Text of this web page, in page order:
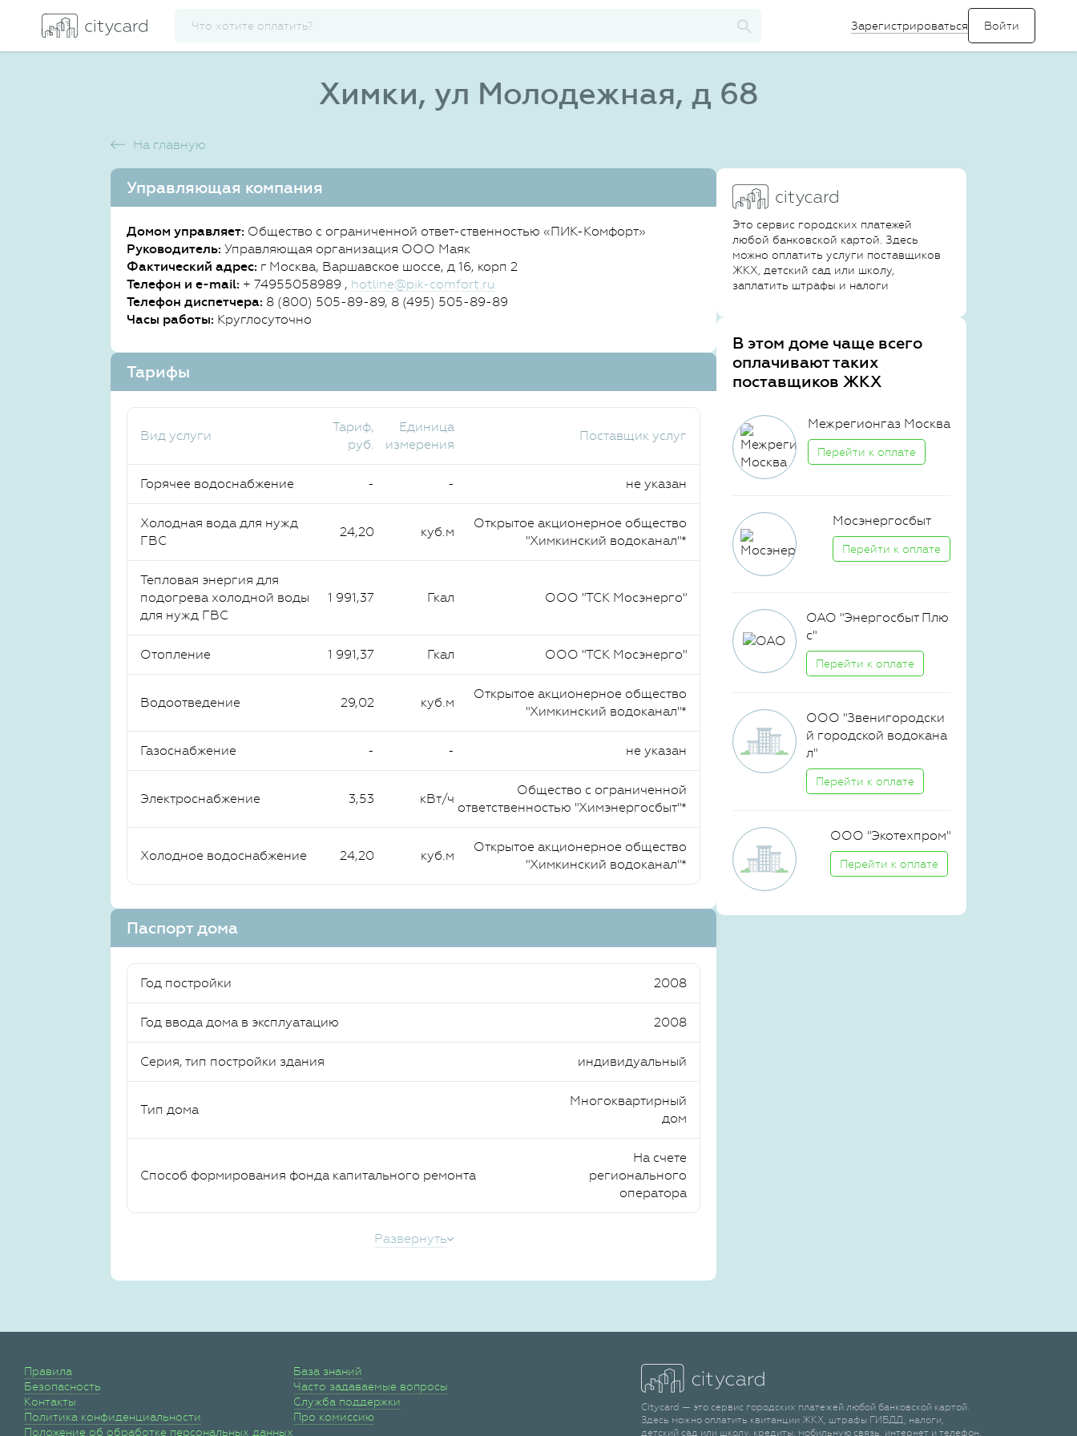
Зарегистрироваться
Химки, ул Молодежная, д 68
На главную
Управляющая компания
Домом управляет: Общество с ограниченной ответ-ственностью «ПИК-Комфорт»
Руководитель: Управляющая организация ООО Маяк
Фактический адрес: г Москва, Варшавское шоссе, д 16, корп 2
Телефон и e-mail: + 74955058989 , hotline@pik-comfort.ru
Телефон диспетчера: 8 (800) 505-89-89, 8 (495) 505-89-89
Часы работы: Круглосуточно
Тарифы
Вид услуги
Тариф,
руб.
Единица
измерения
Поставщик услуг
Горячее водоснабжение - - не указан
Холодная вода для нужд
ГВС
24,20 куб.м
Открытое акционерное общество
"Химкинский водоканал"*
Тепловая энергия для
подогрева холодной воды
для нужд ГВС
1 991,37 Гкал ООО "ТСК Мосэнерго"
Отопление 1 991,37 Гкал ООО "ТСК Мосэнерго"
Водоотведение 29,02 куб.м
Открытое акционерное общество
"Химкинский водоканал"*
Газоснабжение - - не указан
Электроснабжение 3,53 кВт/ч
Общество с ограниченной
ответственностью "Химэнергосбыт"*
Холодное водоснабжение 24,20 куб.м
Открытое акционерное общество
"Химкинский водоканал"*
Паспорт дома
Год постройки 2008
Год ввода дома в эксплуатацию 2008
Серия, тип постройки здания индивидуальный
Тип дома
Многоквартирный
дом
Способ формирования фонда капитального ремонта
На счете
регионального
оператора
Развернуть
Это сервис городских платежей
любой банковской картой. Здесь
можно оплатить услуги поставщиков
ЖКХ, детский сад или школу,
заплатить штрафы и налоги
В этом доме чаще всего
оплачивают таких
поставщиков ЖКХ
Межрегионгаз Москва
Перейти к оплате
Мосэнергосбыт
Перейти к оплате
ОАО "Энергосбыт Плю
с"
Перейти к оплате
ООО "Звенигородски
й городской водокана
л"
Перейти к оплате
ООО "Экотехпром"
Перейти к оплате
Правила
Безопасность
Контакты
Политика конфиденциальности
Положение об обработке персональных данных
База знаний
Часто задаваемые вопросы
Служба поддержки
Про комиссию
Citycard — это сервис городских платежей любой банковской картой.
Здесь можно оплатить квитанции ЖКХ, штрафы ГИБДД, налоги,
детский сад или школу, кредиты, мобильную связь, интернет и телефон.